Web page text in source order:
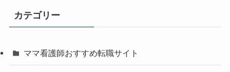
カテゴリー
ママ看護師おすすめ転職サイト